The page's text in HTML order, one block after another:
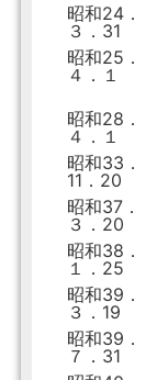
昭和24．
３．31
昭和25．
４．１
昭和28．
４．１
昭和33．
11．20
昭和37．
３．20
昭和38．
１．25
昭和39．
３．19
昭和39．
７．31